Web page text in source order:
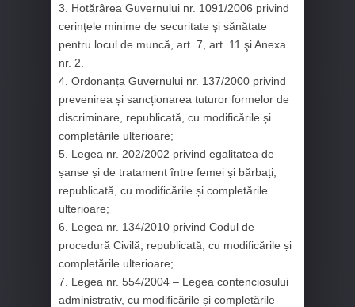
3. Hotărârea Guvernului nr. 1091/2006 privind
cerinţele minime de securitate şi sănătate
pentru locul de muncă, art. 7, art. 11 şi Anexa
nr. 2.
4. Ordonanța Guvernului nr. 137/2000 privind
prevenirea și sancționarea tuturor formelor de
discriminare, republicată, cu modificările și
completările ulterioare;
5. Legea nr. 202/2002 privind egalitatea de
șanse și de tratament între femei și bărbați,
republicată, cu modificările și completările
ulterioare;
6. Legea nr. 134/2010 privind Codul de
procedură Civilă, republicată, cu modificările și
completările ulterioare;
7. Legea nr. 554/2004 – Legea contenciosului
administrativ, cu modificările și completările